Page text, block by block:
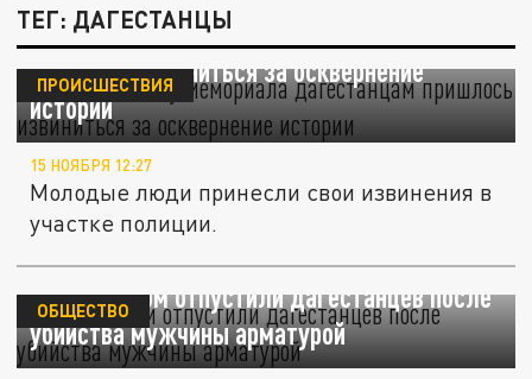
ТЕГ: ДАГЕСТАНЦЫ
Гревшим ноги у мемориала дагестанцам
пришлось извиниться за осквернение
истории
ПРОИСШЕСТВИЯ
15 НОЯБРЯ 12:27
Молодые люди принесли свои извинения в
участке полиции.
В Жуковском отпустили дагестанцев после
убийства мужчины арматурой
ОБЩЕСТВО